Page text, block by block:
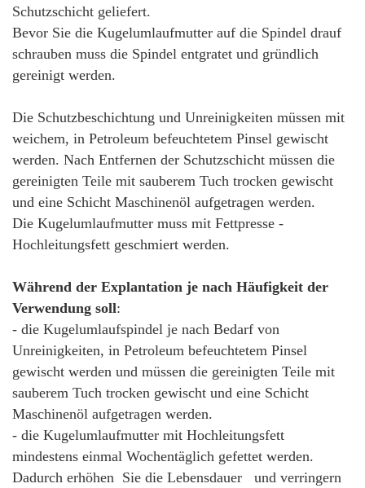
Schutzschicht geliefert.
Bevor Sie die Kugelumlaufmutter auf die Spindel drauf
schrauben muss die Spindel entgratet und gründlich
gereinigt werden.
Die Schutzbeschichtung und Unreinigkeiten müssen mit
weichem, in Petroleum befeuchtetem Pinsel gewischt
werden. Nach Entfernen der Schutzschicht müssen die
gereinigten Teile mit sauberem Tuch trocken gewischt
und eine Schicht Maschinenöl aufgetragen werden.
Die Kugelumlaufmutter muss mit Fettpresse -
Hochleitungsfett geschmiert werden.
Während der Explantation je nach Häufigkeit der
Verwendung soll:
- die Kugelumlaufspindel je nach Bedarf von
Unreinigkeiten, in Petroleum befeuchtetem Pinsel
gewischt werden und müssen die gereinigten Teile mit
sauberem Tuch trocken gewischt und eine Schicht
Maschinenöl aufgetragen werden.
- die Kugelumlaufmutter mit Hochleitungsfett
mindestens einmal Wochentäglich gefettet werden.
Dadurch erhöhen Sie die Lebensdauer und verringern